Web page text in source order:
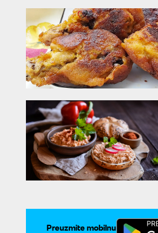
Preuzmite mobilnu